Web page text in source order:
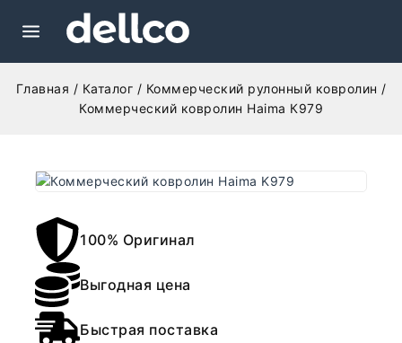
Главная / Каталог / Коммерческий рулонный ковролин /
Коммерческий ковролин Haima К979
100% Оригинал
Выгодная цена
Быстрая поставка